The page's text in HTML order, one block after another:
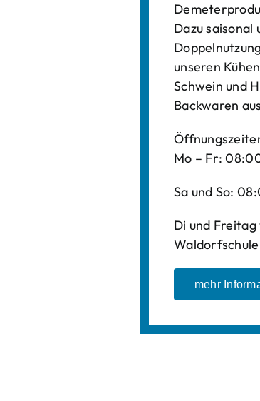
Dazu
unseren
Schwein und
Backwaren
Mo – Fr:
Sa und So:
Di und
mehr